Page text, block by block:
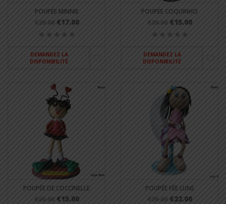
POUPÉE MINNIE
€20.00 €17.00
DEMANDEZ LA
DISPONIBILITÉ
POUPÉE COQUINHO
€20.00 €15.00
DEMANDEZ LA
DISPONIBILITÉ
POUPÉE DE COCCINELLE
€20.00 €15.00
POUPÉE FÉE LUNE
€25.00 €22.00